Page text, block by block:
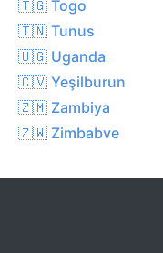
🇹🇬 Togo
🇹🇳 Tunus
🇺🇬 Uganda
🇨🇻 Yeşilburun
🇿🇲 Zambiya
🇿🇼 Zimbabve